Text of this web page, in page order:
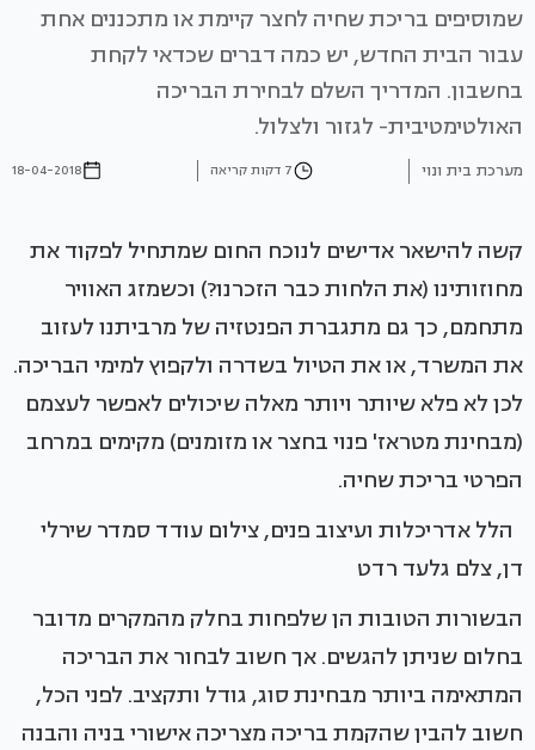
שמוסיפים בריכת שחיה לחצר קיימת או מתכננים אחת
עבור הבית החדש, יש כמה דברים שכדאי לקחת
בחשבון. המדריך השלם לבחירת הבריכה
האולטימטיבית- לגזור ולצלול.
מערכת בית ונוי 7 דקות קריאה 18-04-2018
קשה להישאר אדישים לנוכח החום שמתחיל לפקוד את
מחוזותינו (את הלחות כבר הזכרנו?) וכשמזג האוויר
מתחמם, כך גם מתגברת הפנטזיה של מרביתנו לעזוב
את המשרד, או את הטיול בשדרה ולקפוץ למימי הבריכה.
לכן לא פלא שיותר ויותר מאלה שיכולים לאפשר לעצמם
(מבחינת מטראז' פנוי בחצר או מזומנים) מקימים במרחב
הפרטי בריכת שחיה.
הלל אדריכלות ועיצוב פנים, צילום עודד סמדר שירלי
דן, צלם גלעד רדט
הבשורות הטובות הן שלפחות בחלק מהמקרים מדובר
בחלום שניתן להגשים. אך חשוב לבחור את הבריכה
המתאימה ביותר מבחינת סוג, גודל ותקציב. לפני הכל,
חשוב להבין שהקמת בריכה מצריכה אישורי בניה והבנה